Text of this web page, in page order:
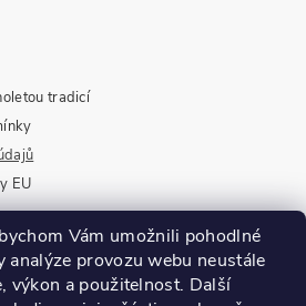
tradicí
EU
Vám umožnili pohodlné
analýze provozu webu neustále
výkon a použitelnost. Další